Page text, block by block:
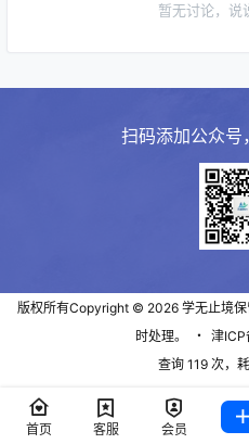
暂无讨论，说
扫码添加公众号
版权所有Copyright © 2026 学无止境
时处理。
・ 津
查询 119 次，
首页 客服 会员